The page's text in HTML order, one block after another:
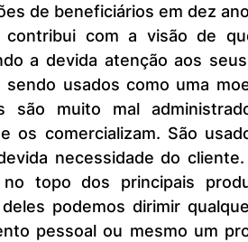
de beneficiários em dez
a devida atenção aos
usados como uma
são muito mal
os comercializam. São
necessidade do
topo dos principais
podemos dirimir
pessoal ou mesmo um